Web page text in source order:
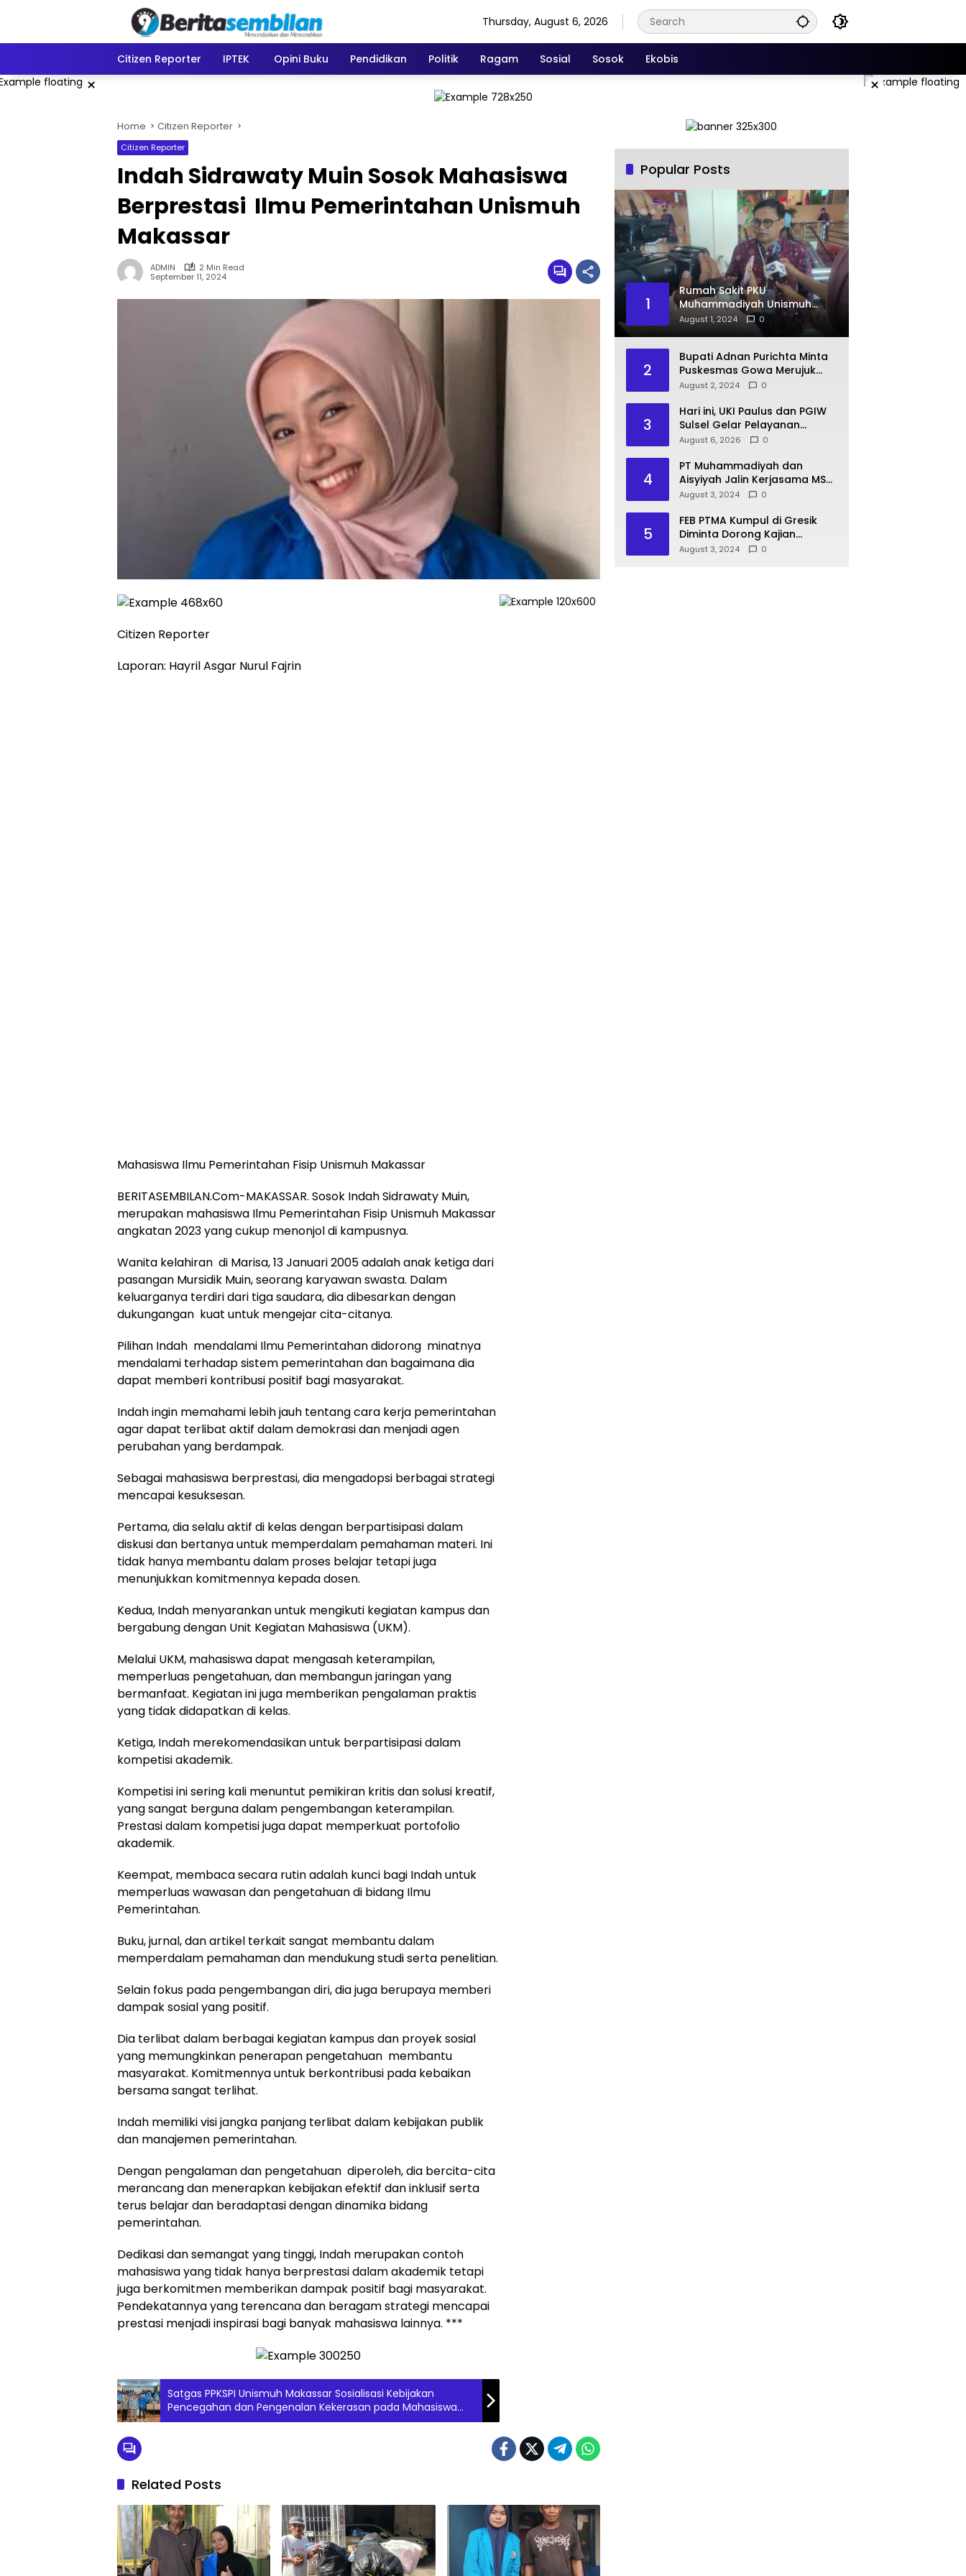
Thursday, August 6, 2026
Citizen Reporter IPTEK Opini Buku Pendidikan Politik Ragam Sosial Sosok Ekobis
× ×
Home Citizen Reporter
Citizen Reporter
Indah Sidrawaty Muin Sosok Mahasiswa
Berprestasi Ilmu Pemerintahan Unismuh
Makassar
ADMIN
2 Min Read
September 11, 2024
Citizen Reporter
Laporan: Hayril Asgar Nurul Fajrin
Mahasiswa Ilmu Pemerintahan Fisip Unismuh Makassar
BERITASEMBILAN.Com-MAKASSAR. Sosok Indah Sidrawaty Muin,
merupakan mahasiswa Ilmu Pemerintahan Fisip Unismuh Makassar
angkatan 2023 yang cukup menonjol di kampusnya.
Wanita kelahiran di Marisa, 13 Januari 2005 adalah anak ketiga dari
pasangan Mursidik Muin, seorang karyawan swasta. Dalam
keluarganya terdiri dari tiga saudara, dia dibesarkan dengan
dukungangan kuat untuk mengejar cita-citanya.
Pilihan Indah mendalami Ilmu Pemerintahan didorong minatnya
mendalami terhadap sistem pemerintahan dan bagaimana dia
dapat memberi kontribusi positif bagi masyarakat.
Indah ingin memahami lebih jauh tentang cara kerja pemerintahan
agar dapat terlibat aktif dalam demokrasi dan menjadi agen
perubahan yang berdampak.
Sebagai mahasiswa berprestasi, dia mengadopsi berbagai strategi
mencapai kesuksesan.
Pertama, dia selalu aktif di kelas dengan berpartisipasi dalam
diskusi dan bertanya untuk memperdalam pemahaman materi. Ini
tidak hanya membantu dalam proses belajar tetapi juga
menunjukkan komitmennya kepada dosen.
Kedua, Indah menyarankan untuk mengikuti kegiatan kampus dan
bergabung dengan Unit Kegiatan Mahasiswa (UKM).
Melalui UKM, mahasiswa dapat mengasah keterampilan,
memperluas pengetahuan, dan membangun jaringan yang
bermanfaat. Kegiatan ini juga memberikan pengalaman praktis
yang tidak didapatkan di kelas.
Ketiga, Indah merekomendasikan untuk berpartisipasi dalam
kompetisi akademik.
Kompetisi ini sering kali menuntut pemikiran kritis dan solusi kreatif,
yang sangat berguna dalam pengembangan keterampilan.
Prestasi dalam kompetisi juga dapat memperkuat portofolio
akademik.
Keempat, membaca secara rutin adalah kunci bagi Indah untuk
memperluas wawasan dan pengetahuan di bidang Ilmu
Pemerintahan.
Buku, jurnal, dan artikel terkait sangat membantu dalam
memperdalam pemahaman dan mendukung studi serta penelitian.
Selain fokus pada pengembangan diri, dia juga berupaya memberi
dampak sosial yang positif.
Dia terlibat dalam berbagai kegiatan kampus dan proyek sosial
yang memungkinkan penerapan pengetahuan membantu
masyarakat. Komitmennya untuk berkontribusi pada kebaikan
bersama sangat terlihat.
Indah memiliki visi jangka panjang terlibat dalam kebijakan publik
dan manajemen pemerintahan.
Dengan pengalaman dan pengetahuan diperoleh, dia bercita-cita
merancang dan menerapkan kebijakan efektif dan inklusif serta
terus belajar dan beradaptasi dengan dinamika bidang
pemerintahan.
Dedikasi dan semangat yang tinggi, Indah merupakan contoh
mahasiswa yang tidak hanya berprestasi dalam akademik tetapi
juga berkomitmen memberikan dampak positif bagi masyarakat.
Pendekatannya yang terencana dan beragam strategi mencapai
prestasi menjadi inspirasi bagi banyak mahasiswa lainnya. ***
Satgas PPKSPI Unismuh Makassar Sosialisasi Kebijakan
Pencegahan dan Pengenalan Kekerasan pada Mahasiswa
Baru Prodi Keperawatan
Related Posts
Popular Posts
1
Rumah Sakit PKU
Muhammadiyah Unismuh
Makassar Resmi Terima
August 1, 2024 0
2
Bupati Adnan Purichta Minta
Puskesmas Gowa Merujuk
Pasien BPJS ke RS PKU
Makassar
August 2, 2024 0
3
Hari ini, UKI Paulus dan PGIW
Sulsel Gelar Pelayanan
Kesehatan Gratis, Rektor Prof
Berdampak bagi Masyarakat
August 6, 2026 0
4
PT Muhammadiyah dan
Aisyiyah Jalin Kerjasama MSU
Malaysia
August 3, 2024 0
5
FEB PTMA Kumpul di Gresik
Diminta Dorong Kajian
Ekonomi Islam
August 3, 2024 0